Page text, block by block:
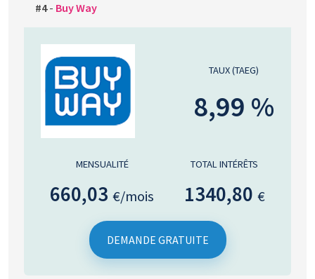
#4- Buy Way
TAUX (TAEG)
8,99 %
MENSUALITÉ
660,03€/mois
TOTAL INTÉRÊTS
1340,80 €
DEMANDE GRATUITE